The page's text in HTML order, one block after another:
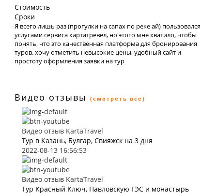
Стоимость
Сроки
Я всего лишь раз (прогулки на сапах по реке ай) пользовался
услугами сервиса картатревел, но этого мне хватило, чтобы
понять, что это качественная платформа для бронирования
туров. хочу отметить невысокие цены, удобный сайт и
простоту оформления заявки на тур
Видео отзывы (смотреть все)
Видео отзыв KartaTravel
Тур в Казань, Булгар, Свияжск на 3 дня
2022-08-13 16:56:53
Видео отзыв KartaTravel
Тур Красный Ключ, Павловскую ГЭС и монастырь